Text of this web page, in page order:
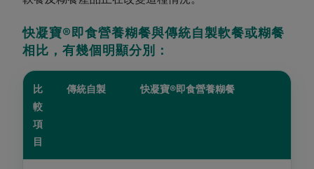
快凝寶®即食營養糊餐與傳統自製軟餐或糊餐
相比，有幾個明顯分別：
比
較
項
目
傳統自製 快凝寶®即食營養糊餐